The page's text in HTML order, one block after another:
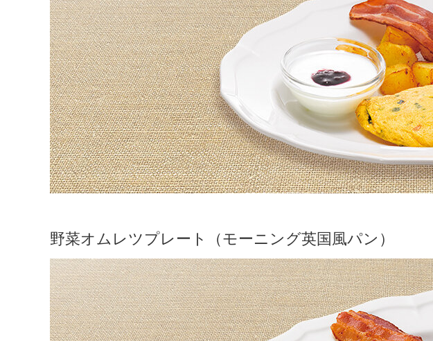
野菜オムレツプレート（モーニング英国風パン）